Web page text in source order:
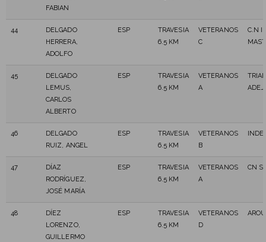
FABIAN
44
DELGADO
HERRERA,
ADOLFO
ESP
TRAVESIA
6.5 KM
VETERANOS
C
C.N
45
DELGADO
LEMUS,
CARLOS
ALBERTO
ESP
TRAVESIA
6.5 KM
VETERANOS
A
46
DELGADO
RUIZ, ANGEL
ESP
TRAVESIA
6.5 KM
VETERANOS
B
47
DÍAZ
RODRÍGUEZ,
JOSÉ MARÍA
ESP
TRAVESIA
6.5 KM
VETERANOS
A
CN
48
DÍEZ
LORENZO,
GUILLERMO
ESP
TRAVESIA
6.5 KM
VETERANOS
D